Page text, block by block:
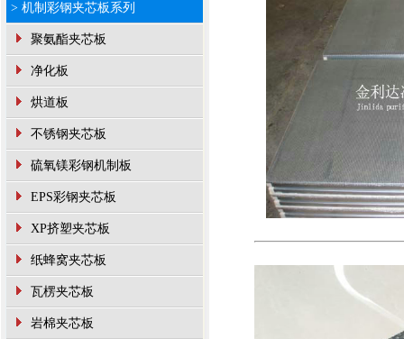
> 机制彩钢夹芯板系列
聚氨酯夹芯板
净化板
烘道板
不锈钢夹芯板
硫氧镁彩钢机制板
EPS彩钢夹芯板
XP挤塑夹芯板
纸蜂窝夹芯板
瓦楞夹芯板
岩棉夹芯板